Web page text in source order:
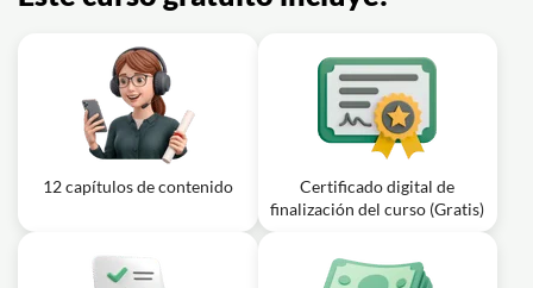
12 capítulos de contenido
Certificado digital de
finalización del curso (Gratis)